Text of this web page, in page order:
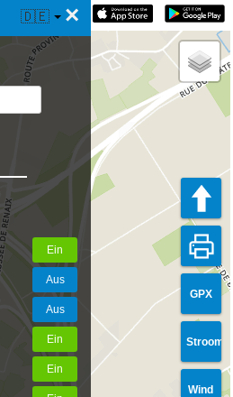
×
🇩🇪
GPX
Stroom
Wind